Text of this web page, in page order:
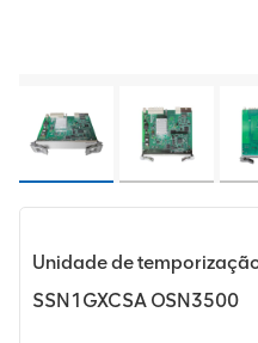
Unidade de
SSN1GXCSA OSN3500